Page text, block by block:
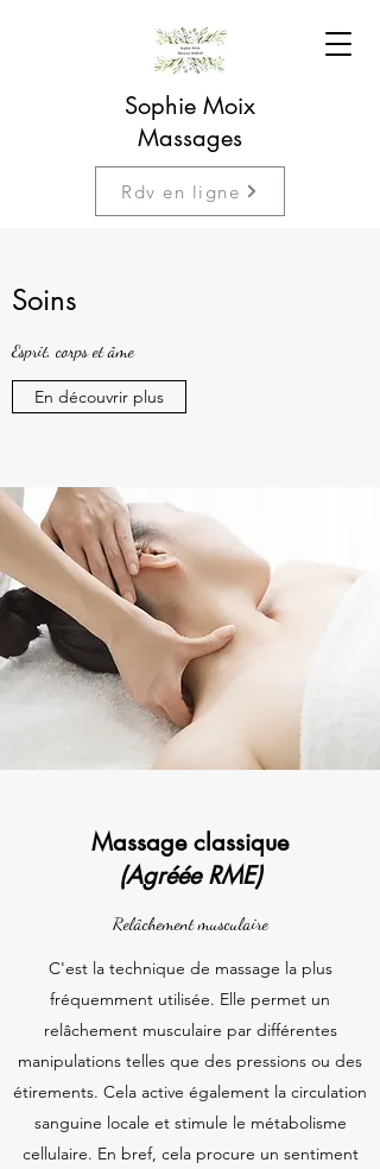
Sophie Moix
Massages
Rdv en ligne
Soins
Esprit, corps et âme
En découvrir plus
Massage classique
(Agréée RME)
Relâchement musculaire
C'est la technique de massage la plus
fréquemment utilisée. Elle permet un
relâchement musculaire par différentes
manipulations telles que des pressions ou des
étirements. Cela active également la circulation
sanguine locale et stimule le métabolisme
cellulaire. En bref, cela procure un sentiment